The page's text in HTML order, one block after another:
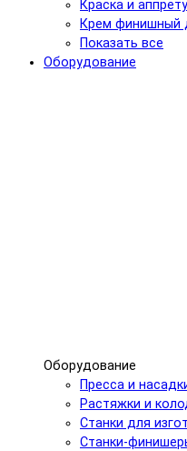
Краска и
Крем финишный
Показать все
Оборудование
Оборудование
Пресса и
Растяжки и
Станки для
Станки-